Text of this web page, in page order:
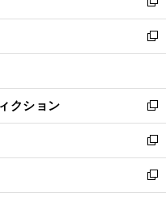
開
く
ウ
で
開
ィ
ン
ド
ウ
開
く
い
ウ
ィ
ン
ウ
で
開
く
新
し
い
ウ
ン
ド
ウ
で
開
く
新
し
ウ
ィ
ン
ド
ウ
で
開
クション
新
し
い
ウ
ィ
ン
新
し
い
新